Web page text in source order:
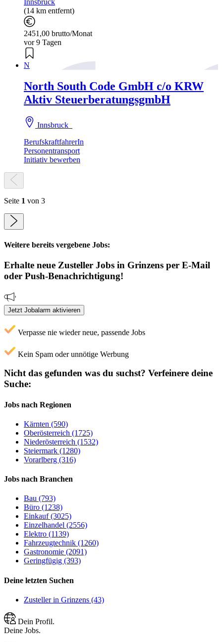
(14 km entfernt)
2451,00 brutto/Monat
vor 9 Tagen
N
North South Code GmbH c/o KRW
Aktiv SteuerberatungsgmbH
Innsbruck
BerufskraftfahrerIn
Personentransport
Initiativ bewerben
Seite 1 von 3
Weitere bereits vergebene Jobs:
Erhalte neue Zusteller Jobs in Grinzens per E-Mail
oder Push-Benachrichtigung!
Jetzt Jobalarm aktivieren
Verpasse nie wieder neue, passende Jobs
Kein Spam oder unnötige Werbung
Nicht das gefunden was du suchst? Verfeinere deine
Suche:
Jobs nach Regionen
Kärnten (590)
Oberösterreich (1725)
Niederösterreich (1532)
Steiermark (1280)
Vorarlberg (316)
Jobs nach Branchen
Bau (793)
Büro (1238)
Einkauf (3025)
Einzelhandel (2556)
Elektro (1139)
Fahrzeugtechnik (1260)
Gastronomie (2091)
Geringfügig (393)
Deine letzten Suchen
Zusteller in Grinzens (43)
Dein Profil.
Deine Jobs.